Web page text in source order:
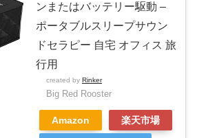
ンまたはバッテリー駆動 –
ポータブルスリープサウン
ドセラピー 自宅 オフィス 旅
行用
created by Rinker
Big Red Rooster
Amazon 楽天市場